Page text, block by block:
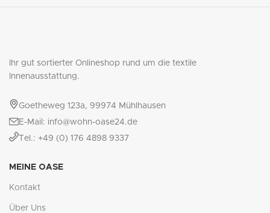
Ihr gut sortierter Onlineshop rund um die textile
Innenausstattung.
Goetheweg 123a, 99974 Mühlhausen
E-Mail: info@wohn-oase24.de
Tel.: +49 (0) 176 4898 9337
MEINE OASE
Kontakt
Über Uns